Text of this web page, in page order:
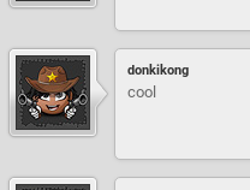
donkikong
cool